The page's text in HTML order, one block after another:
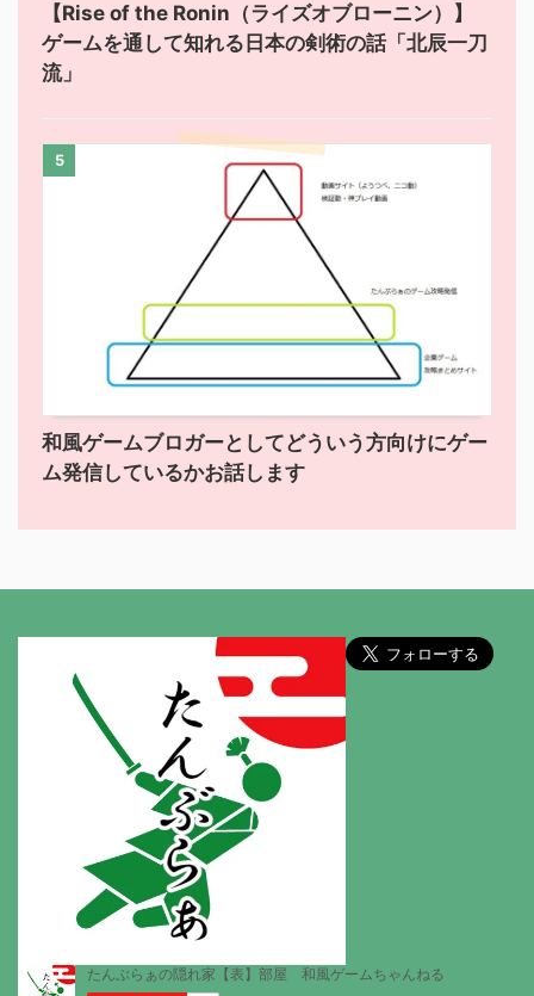
【Rise of the Ronin（ライズオブローニン）】
ゲームを通して知れる日本の剣術の話「北辰一刀
流」
5
和風ゲームブロガーとしてどういう方向けにゲー
ム発信しているかお話します